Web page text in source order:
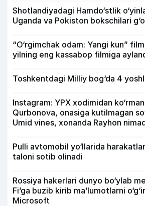
Shotlandiyadagi Hamdo‘stlik
Uganda va Pokiston bokschilari
“O‘rgimchak odam: Yangi kun”
yilning eng kassabop filmiga
Toshkentdagi Milliy bog‘da 4
Instagram: YPX xodimidan
Qurbonova, onasiga kutilmagan
Umid vines, xonanda Rayhon
Pulli avtomobil yo‘llarida
taloni sotib olinadi
Rossiya hakerlari dunyo bo‘ylab
Fi’ga buzib kirib ma’lumotlarni
Microsoft